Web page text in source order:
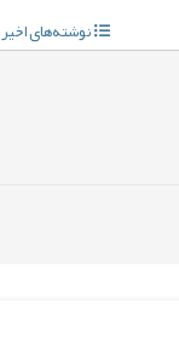
نوشته‌های اخیر